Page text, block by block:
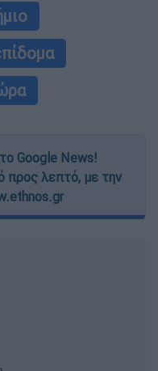
Google News!
προς λεπτό, με την